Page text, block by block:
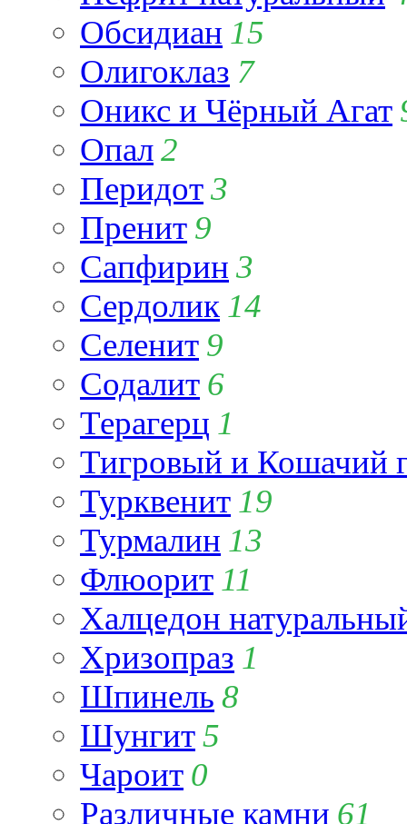
Обсидиан 15
Олигоклаз 7
Оникс и Чёрный Агат
Опал2
Перидот3
Пренит 9
Сапфирин 3
Сердолик 14
Селенит 9
Содалит 6
Терагерц 1
Тигровый и Кошачий
Турквенит 19
Турмалин 13
Флюорит 11
Халцедон
Хризопраз 1
Шпинель 8
Шунгит5
Чароит 0
Различные камни 61